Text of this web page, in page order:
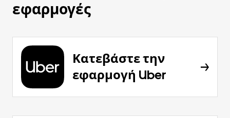
εφαρμογές
Κατεβάστε την
εφαρμογή Uber